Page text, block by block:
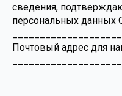
сведения,
персональных данных
Почтовый адрес для